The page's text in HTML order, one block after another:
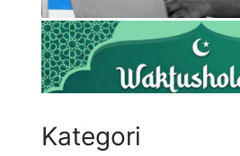
Kategori